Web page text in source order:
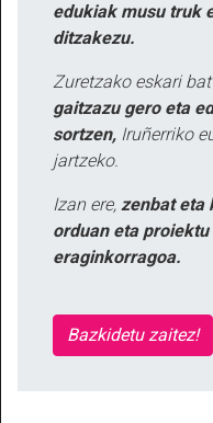
edukiak musu truk
ditzakezu.
Zuretzako eskari
gaitzazu gero eta
sortzen, Iruñerriko
jartzeko.
Izan ere, zenbat eta
orduan eta
eraginkorragoa.
Bazkidetu zaitez!